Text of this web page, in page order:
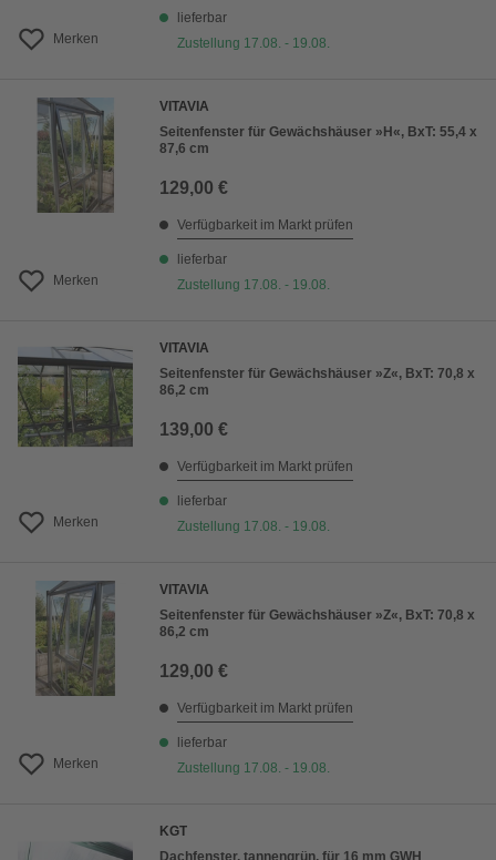
Merken
lieferbar
Zustellung 17.08. - 19.08.
Merken
VITAVIA
Seitenfenster für Gewächshäuser »H«, BxT: 55,4 x
87,6 cm
129,00 €
Verfügbarkeit im Markt prüfen
lieferbar
Zustellung 17.08. - 19.08.
Merken
VITAVIA
Seitenfenster für Gewächshäuser »Z«, BxT: 70,8 x
86,2 cm
139,00 €
Verfügbarkeit im Markt prüfen
lieferbar
Zustellung 17.08. - 19.08.
Merken
VITAVIA
Seitenfenster für Gewächshäuser »Z«, BxT: 70,8 x
86,2 cm
129,00 €
Verfügbarkeit im Markt prüfen
lieferbar
Zustellung 17.08. - 19.08.
KGT